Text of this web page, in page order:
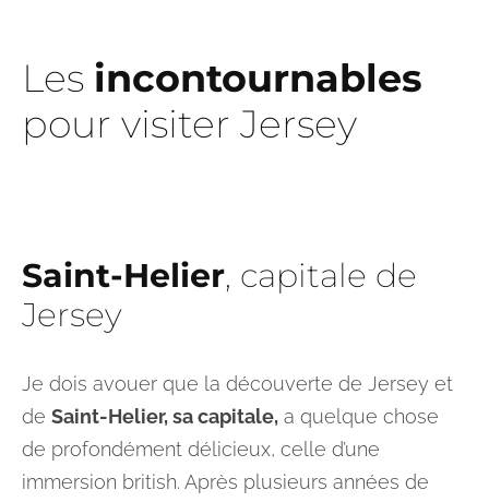
Les incontournables
pour visiter Jersey
Saint-Helier, capitale de
Jersey
Je dois avouer que la découverte de Jersey et
de Saint-Helier, sa capitale, a quelque chose
de profondément délicieux, celle d’une
immersion british. Après plusieurs années de